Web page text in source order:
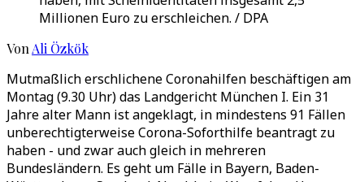
Millionen Euro zu erschleichen. / DPA
Von Ali Özkök
Mutmaßlich erschlichene Coronahilfen beschäftigen am
Montag (9.30 Uhr) das Landgericht München I. Ein 31
Jahre alter Mann ist angeklagt, in mindestens 91 Fällen
unberechtigterweise Corona-Soforthilfe beantragt zu
haben - und zwar auch gleich in mehreren
Bundesländern. Es geht um Fälle in Bayern, Baden-